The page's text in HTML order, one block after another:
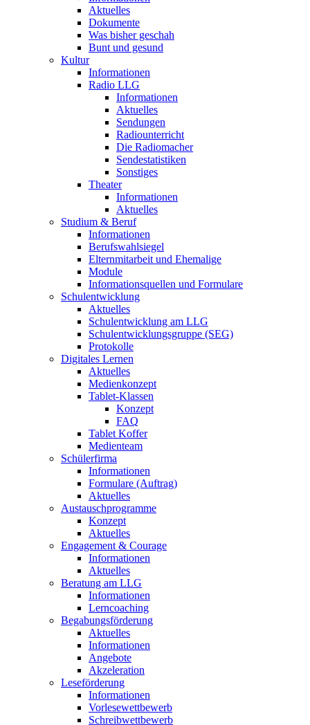
Aktuelles
Dokumente
Was bisher geschah
Bunt und gesund
Kultur
Informationen
Radio LLG
Informationen
Aktuelles
Sendungen
Radiounterricht
Die Radiomacher
Sendestatistiken
Sonstiges
Theater
Informationen
Aktuelles
Studium & Beruf
Informationen
Berufswahlsiegel
Elternmitarbeit und Ehemalige
Module
Informationsquellen und Formulare
Schulentwicklung
Aktuelles
Schulentwicklung am LLG
Schulentwicklungsgruppe (SEG)
Protokolle
Digitales Lernen
Aktuelles
Medienkonzept
Tablet-Klassen
Konzept
FAQ
Tablet Koffer
Medienteam
Schülerfirma
Informationen
Formulare (Auftrag)
Aktuelles
Austauschprogramme
Konzept
Aktuelles
Engagement & Courage
Informationen
Aktuelles
Beratung am LLG
Informationen
Lerncoaching
Begabungsförderung
Aktuelles
Informationen
Angebote
Akzeleration
Leseförderung
Informationen
Vorlesewettbewerb
Schreibwettbewerb